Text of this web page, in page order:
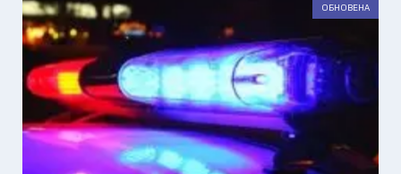
ОБНОВЕНА